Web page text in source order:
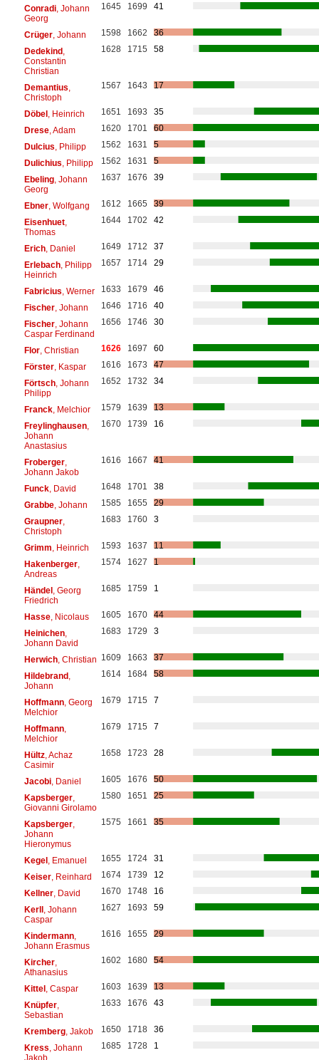
Conradi, Johann
Georg
1645 1699 41
Crüger, Johann 1598 1662
36
Dedekind,
Constantin
Christian
1628 1715 58
Demantius
Christoph
1567 1643 17
Döbel, Heinrich 1651 1693
35
Drese, Adam 1620 1701
60
Dulcius , Philipp 1562 1631
5
Dulichius , Philipp 1562 1631
5
Ebeling, Johann
Georg
1637 1676 39
Ebner, Wolfgang 1612 1665
39
Eisenhuet,
Thomas
1644 1702 42
Erich, Daniel 1649 1712
37
Erlebach, Philipp
Heinrich
1657 1714 29
Fabricius , Werner 1633 1679
46
Fischer, Johann 1646 1716
40
Fischer, Johann
Caspar Ferdinand
1656 1746 30
Flor, Christian 1626 1697
60
Förster, Kaspar 1616 1673
47
Förtsch, Johann
Philipp
1652 1732 34
Franck, Melchior 1579 1639
13
Freylinghausen,
Johann
Anastasius
1670 1739 16
Froberger,
Johann Jakob
1616 1667 41
Funck, David 1648 1701
38
Grabbe, Johann 1585 1655
29
Graupner,
Christoph
1683 1760 3
Grimm , Heinrich 1593 1637
11
Hakenberger,
Andreas
1574 1627 1
Händel, Georg
Friedrich
1685 1759 1
Hasse, Nicolaus 1605 1670
44
Heinichen,
Johann David
1683 1729 3
Herwich, Christian 1609 1663
37
Hildebrand,
Johann
1614 1684 58
Hoffmann, Georg
Melchior
1679 1715 7
Hoffmann,
Melchior
1679 1715 7
Hültz, Achaz
Casimir
1658 1723 28
Jacobi, Daniel 1605 1676
50
Kapsberger,
Giovanni Girolamo
1580 1651 25
Kapsberger,
Johann
Hieronymus
1575 1661 35
Kegel, Emanuel 1655 1724
31
Keiser, Reinhard 1674 1739
12
Kellner, David 1670 1748
16
Kerll, Johann
Caspar
1627 1693 59
Kindermann,
Johann Erasmus
1616 1655 29
Kircher,
Athanasius
1602 1680 54
Kittel, Caspar 1603 1639
13
Knüpfer,
Sebastian
1633 1676 43
Kremberg, Jakob 1650 1718
36
Kress , Johann
Jakob
1685 1728 1